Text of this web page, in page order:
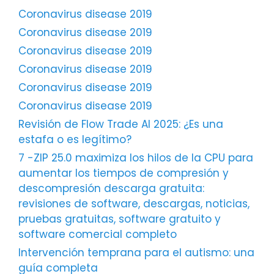
Coronavirus disease 2019
Coronavirus disease 2019
Coronavirus disease 2019
Coronavirus disease 2019
Coronavirus disease 2019
Coronavirus disease 2019
Revisión de Flow Trade AI 2025: ¿Es una
estafa o es legítimo?
7 -ZIP 25.0 maximiza los hilos de la CPU para
aumentar los tiempos de compresión y
descompresión descarga gratuita:
revisiones de software, descargas, noticias,
pruebas gratuitas, software gratuito y
software comercial completo
Intervención temprana para el autismo: una
guía completa